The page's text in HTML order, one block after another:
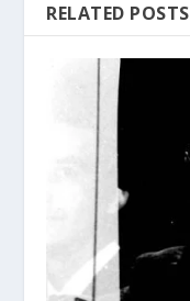
RELATED POSTS